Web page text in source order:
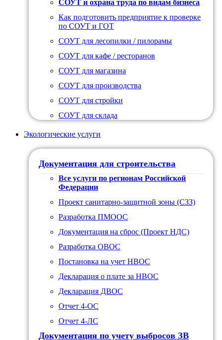
СОУТ и охрана труда по видам бизнеса
Как подготовить предприятие к проверке
по СОУТ и ГОТ
СОУТ для лесопилки / пилорамы
СОУТ для кафе / ресторанов
СОУТ для магазина
СОУТ для производства
СОУТ для стройки
СОУТ для склада
Экологические услуги
Документация для строительства
Все услуги по регионам Российской
Федерации
Проект санитарно-защитной зоны (СЗЗ)
Разработка ПМООС
Документация на сброс (Проект НДС)
Разработка ОВОС
Постановка на учет НВОС
Декларация о плате за НВОС
Декларация ДВОС
Отчет 4-ОС
Отчет 4-ЛС
Документация по учету выбросов ЗВ